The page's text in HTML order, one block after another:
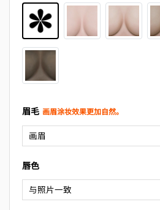
眉毛 画眉涂妆效果更加自然。
唇色